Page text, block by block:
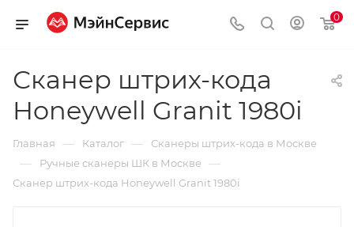
0
Сканер штрих-кода
Honeywell Granit 1980i
Главная — Каталог — Сканеры штрих-кода в Москве
— Ручные сканеры ШК в Москве —
Сканер штрих-кода Honeywell Granit 1980i